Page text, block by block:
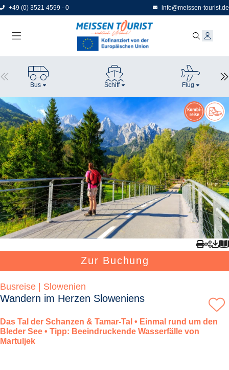
Direkt
zum
+49 (0) 3521 4599 - 0 info@meissen-tourist.de
Bus Schiff Flug
Zur Buchung
Busreise | Slowenien
Wandern im Herzen Sloweniens
Das Tal der Schanzen & Tamar-Tal • Einmal rund um den
Bleder See • Tipp: Beeindruckende Wasserfälle von
Martuljek